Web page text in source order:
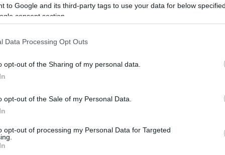
to Google and its third-party tags to use your data for below
consent section.
Data Processing Opt Outs
opt-out of the Sharing of my personal data.
opt-out of the Sale of my Personal Data.
opt-out of processing my Personal Data for Targeted
όπιο και η ηρωίνη. «Τα έσοδα των αγροτών
οπίου τριπλασιάστηκαν μέσα σε έναν
τα 430 εκατομμύρια ευρώ το 2021 σε 1,4
και χρόνια». Αντιπροσωπεύει το 29% της
χρόνο νωρίτερα.